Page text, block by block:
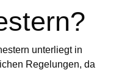
unterliegt in
Regelungen, da